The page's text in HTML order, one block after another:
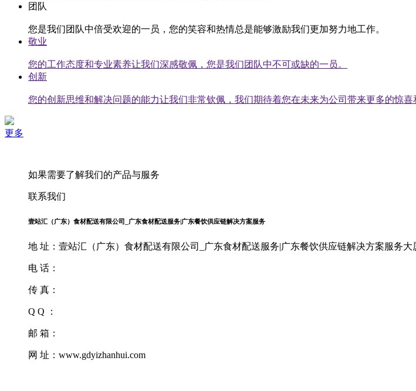
团队
您是我们团队中倍受欢迎的一员，您的笑容和热情总是能够激励我们更加努力地工作。
敬业
您的工作态度和专业素养让我们深感敬佩，您是我们团队中不可或缺的一员。
创新
您的创新思维和解决问题的能力让我们非常钦佩，我们期待着您在未来为公司带来更多的惊喜
更多
如果需要了解我们的产品与服务
联系我们
壹站汇（广东）食材配送有限公司_广东食材配送服务|广东餐饮供应链解决方案服务
地 址：壹站汇（广东）食材配送有限公司_广东食材配送服务|广东餐饮供应链解决方案服务大
电 话：
传 真：
Q Q ：
邮 箱：
网 址：www.gdyizhanhui.com